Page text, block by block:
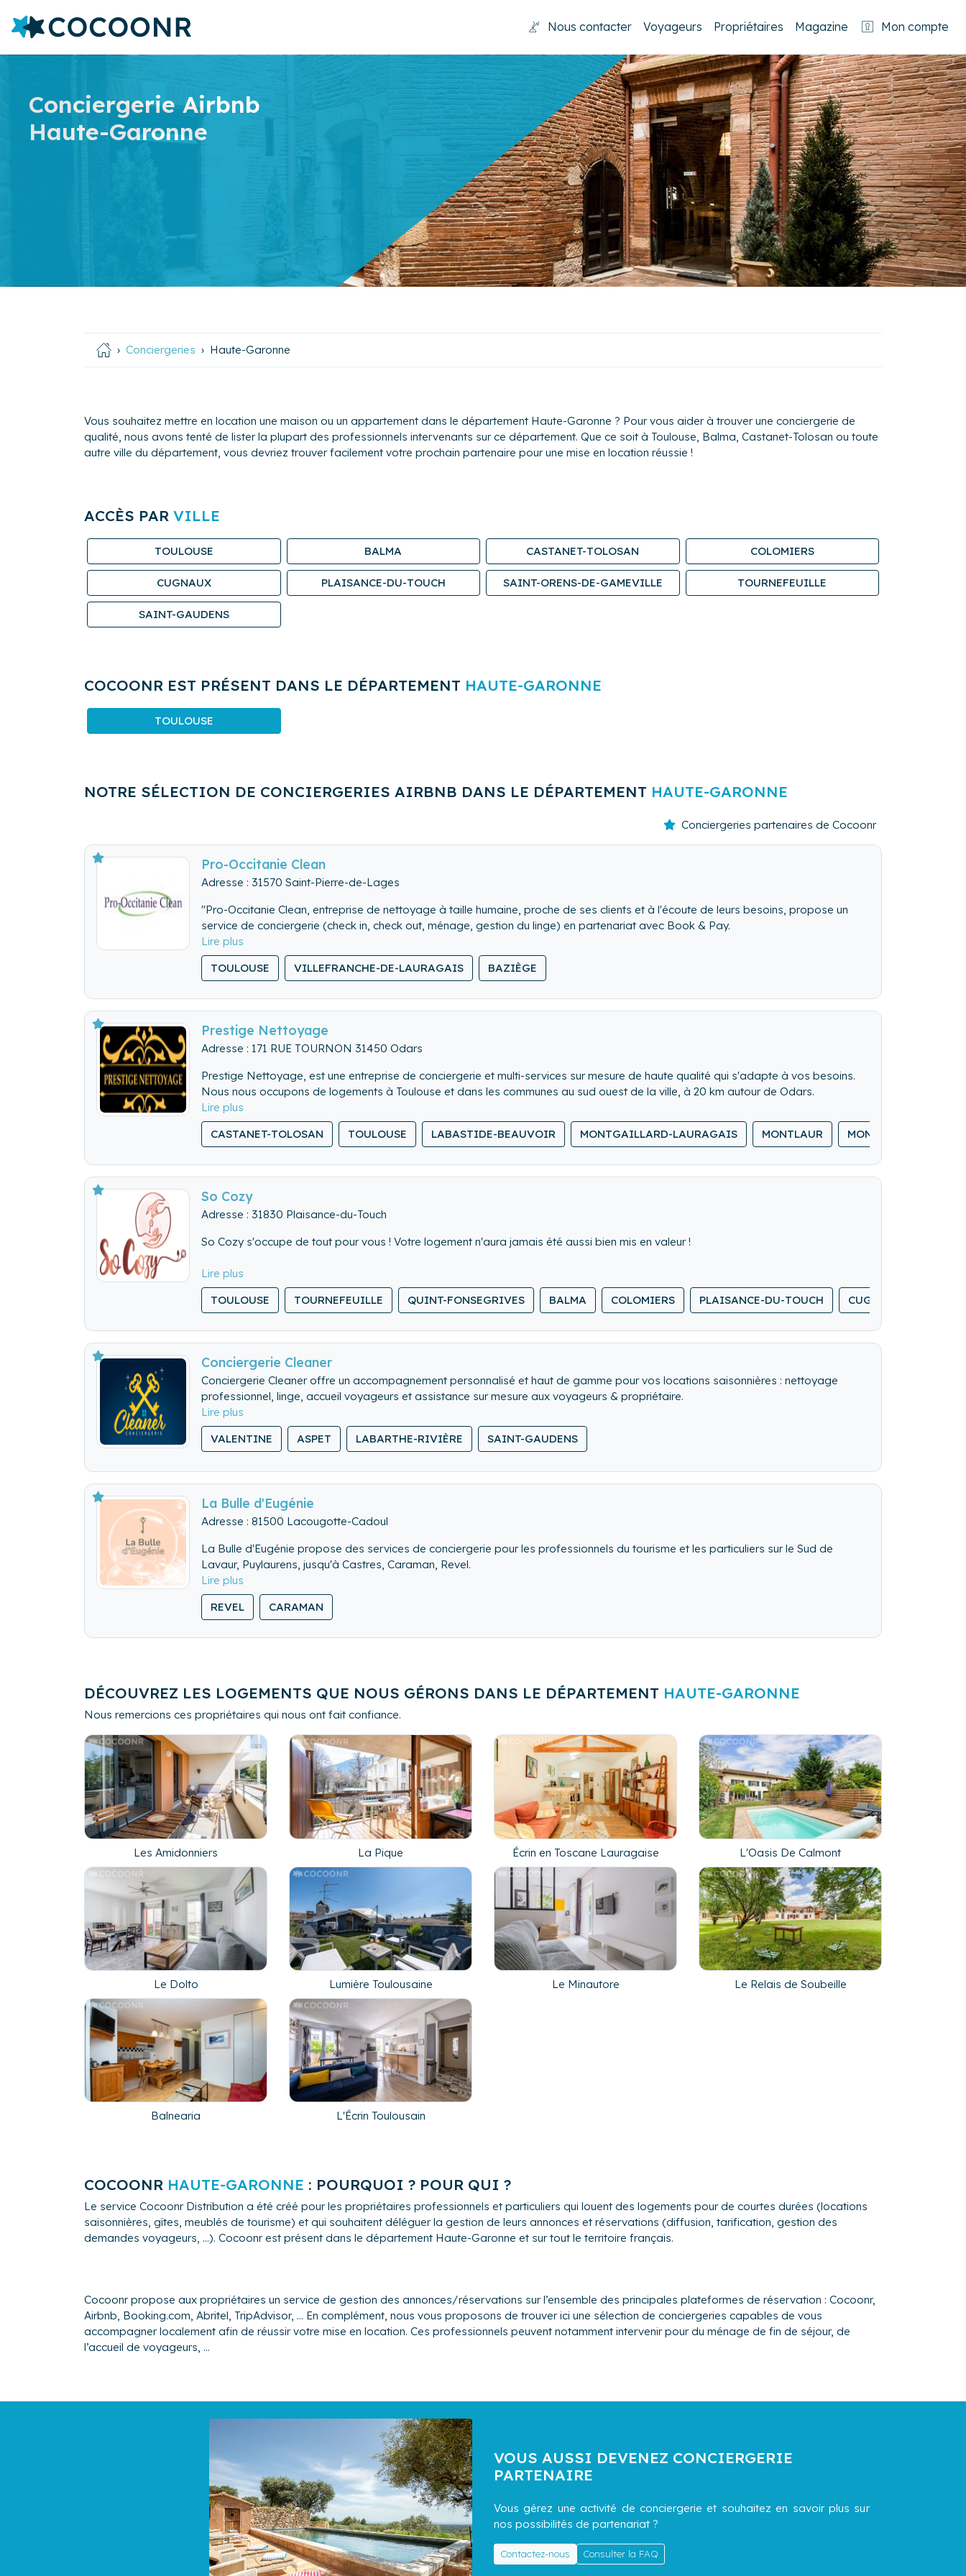
Nous contacter Voyageurs Propriétaires Magazine Mon compte
Conciergerie Airbnb
Haute-Garonne
Conciergeries Haute-Garonne
Vous souhaitez mettre en location une maison ou un appartement dans le département Haute-Garonne ? Pour vous aider à trouver une conciergerie de
qualité, nous avons tenté de lister la plupart des professionnels intervenants sur ce département. Que ce soit à Toulouse, Balma, Castanet-Tolosan ou toute
autre ville du département, vous devriez trouver facilement votre prochain partenaire pour une mise en location réussie !
ACCÈS PAR VILLE
TOULOUSE BALMA CASTANET-TOLOSAN COLOMIERS
CUGNAUX PLAISANCE-DU-TOUCH SAINT-ORENS-DE-GAMEVILLE TOURNEFEUILLE
SAINT-GAUDENS
COCOONR EST PRÉSENT DANS LE DÉPARTEMENT HAUTE-GARONNE
TOULOUSE
NOTRE SÉLECTION DE CONCIERGERIES AIRBNB DANS LE DÉPARTEMENT HAUTE-GARONNE
Conciergeries partenaires de Cocoonr
Pro-Occitanie Clean
Adresse : 31570 Saint-Pierre-de-Lages
"Pro-Occitanie Clean, entreprise de nettoyage à taille humaine, proche de ses clients et à l'écoute de leurs besoins, propose un
service de conciergerie (check in, check out, ménage, gestion du linge) en partenariat avec Book & Pay.
Ne vous souciez plus de ces contraintes, faites appel à nous et nous gérons à votre place ! "
TOULOUSE
VILLEFRANCHE-DE-LAURAGAIS BAZIÈGE
Prestige Nettoyage
Adresse : 171 RUE TOURNON 31450 Odars
Prestige Nettoyage, est une entreprise de conciergerie et multi-services sur mesure de haute qualité qui s'adapte à vos besoins.
Nous nous occupons de logements à Toulouse et dans les communes au sud ouest de la ville, à 20 km autour de Odars.
CASTANET-TOLOSAN TOULOUSE LABASTIDE-BEAUVOIR MONTGAILLARD-LAURAGAIS MONTLAUR MONTGISCARD
So Cozy
Adresse : 31830 Plaisance-du-Touch
So Cozy s'occupe de tout pour vous ! Votre logement n'aura jamais été aussi bien mis en valeur !
TOULOUSE TOURNEFEUILLE QUINT-FONSEGRIVES BALMA COLOMIERS PLAISANCE-DU-TOUCH CUGNAUX
Conciergerie Cleaner
Conciergerie Cleaner offre un accompagnement personnalisé et haut de gamme pour vos locations saisonnières : nettoyage
professionnel, linge, accueil voyageurs et assistance sur mesure aux voyageurs & propriétaire.
VALENTINE ASPET LABARTHE-RIVIÈRE SAINT-GAUDENS
La Bulle d'Eugénie
Adresse : 81500 Lacougotte-Cadoul
La Bulle d'Eugénie propose des services de conciergerie pour les professionnels du tourisme et les particuliers sur le Sud de
Lavaur, Puylaurens, jusqu'à Castres, Caraman, Revel.
REVEL CARAMAN
DÉCOUVREZ LES LOGEMENTS QUE NOUS GÉRONS DANS LE DÉPARTEMENT HAUTE-GARONNE
Nous remercions ces propriétaires qui nous ont fait confiance.
Les Amidonniers La Pique Écrin en Toscane Lauragaise L'Oasis De Calmont
Le Dolto Lumière Toulousaine Le Minautore Le Relais de Soubeille
Balnearia L'Écrin Toulousain
COCOONR HAUTE-GARONNE : POURQUOI ? POUR QUI ?
Le service Cocoonr Distribution a été créé pour les propriétaires professionnels et particuliers qui louent des logements pour de courtes durées (locations
saisonnières, gîtes, meublés de tourisme) et qui souhaitent déléguer la gestion de leurs annonces et réservations (diffusion, tarification, gestion des
demandes voyageurs, ...). Cocoonr est présent dans le département Haute-Garonne et sur tout le territoire français.
Cocoonr propose aux propriétaires un service de gestion des annonces/réservations sur l’ensemble des principales plateformes de réservation : Cocoonr,
Airbnb, Booking.com, Abritel, TripAdvisor, ... En complément, nous vous proposons de trouver ici une sélection de conciergeries capables de vous
accompagner localement afin de réussir votre mise en location. Ces professionnels peuvent notamment intervenir pour du ménage de fin de séjour, de
l’accueil de voyageurs, ...
VOUS AUSSI DEVENEZ CONCIERGERIE
PARTENAIRE
Vous gérez une activité de conciergerie et souhaitez en savoir plus sur
nos possibilités de partenariat ?
Contactez-nous Consulter la FAQ